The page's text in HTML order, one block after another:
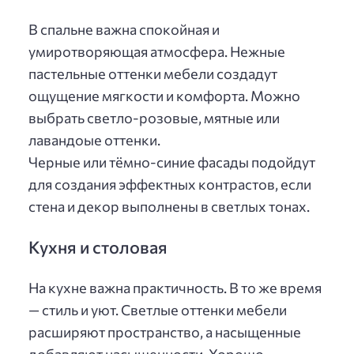
В спальне важна спокойная и
умиротворяющая атмосфера. Нежные
пастельные оттенки мебели создадут
ощущение мягкости и комфорта. Можно
выбрать светло-розовые, мятные или
лавандоые оттенки.
Черные или тёмно-синие фасады подойдут
для создания эффектных контрастов, если
стена и декор выполнены в светлых тонах.
Кухня и столовая
На кухне важна практичность. В то же время
— стиль и уют. Светлые оттенки мебели
расширяют пространство, а насыщенные